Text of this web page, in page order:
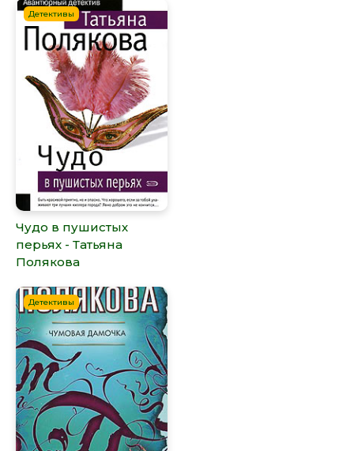
Детективы
Чудо в пушистых
перьях - Татьяна
Полякова
Детективы